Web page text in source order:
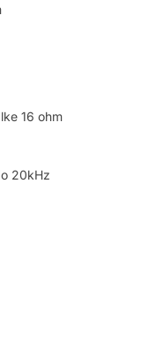
16 ohm
20kHz